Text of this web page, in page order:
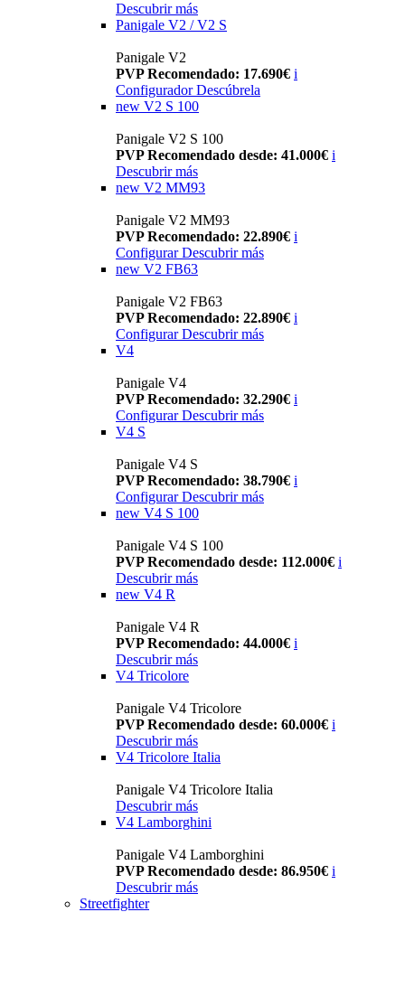
Descubrir más
Panigale V2 / V2 S
Panigale V2
PVP Recomendado: 17.690€ i
Configurador Descúbrela
new V2 S 100
Panigale V2 S 100
PVP Recomendado desde: 41.000€ i
Descubrir más
new V2 MM93
Panigale V2 MM93
PVP Recomendado: 22.890€ i
Configurar Descubrir más
new V2 FB63
Panigale V2 FB63
PVP Recomendado: 22.890€ i
Configurar Descubrir más
V4
Panigale V4
PVP Recomendado: 32.290€ i
Configurar Descubrir más
V4 S
Panigale V4 S
PVP Recomendado: 38.790€ i
Configurar Descubrir más
new V4 S 100
Panigale V4 S 100
PVP Recomendado desde: 112.000€ i
Descubrir más
new V4 R
Panigale V4 R
PVP Recomendado: 44.000€ i
Descubrir más
V4 Tricolore
Panigale V4 Tricolore
PVP Recomendado desde: 60.000€ i
Descubrir más
V4 Tricolore Italia
Panigale V4 Tricolore Italia
Descubrir más
V4 Lamborghini
Panigale V4 Lamborghini
PVP Recomendado desde: 86.950€ i
Descubrir más
Streetfighter